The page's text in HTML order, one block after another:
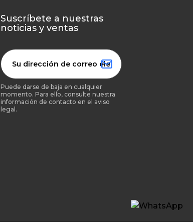
Suscríbete a nuestras
noticias y ventas
Puede darse de baja en cualquier
momento. Para ello, consulte nuestra
información de contacto en el aviso
legal.